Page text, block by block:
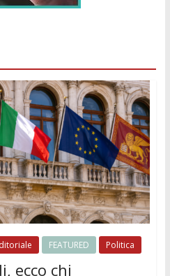
FEATURED Politica
ecco chi